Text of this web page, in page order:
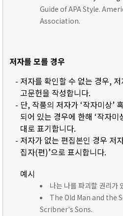
Guide of APA Style.
Association.
저자를 모를 경우
- 저자를 확인할 수 없는 경우,
고문헌을 작성합니다.
- 단, 작품의 저자가 ‘작자미상’
되어 있는 경우에 한해 ‘작자
대로 표기합니다.
- 저자가 없는 편집본인 경우 저
집자(편)’으로 표시합니다.
예시
나는 나를 파괴할 권리가
The Old Man and the
Scribner's Sons.